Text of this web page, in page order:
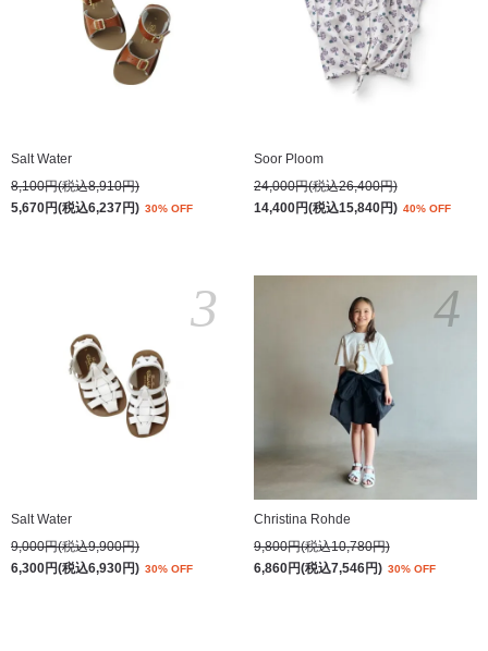
Salt Water
8,100円(税込8,910円)
5,670円(税込6,237円) 30% OFF
Soor Ploom
24,000円(税込26,400円)
14,400円(税込15,840円) 40% OFF
Salt Water
9,000円(税込9,900円)
6,300円(税込6,930円) 30% OFF
3
Christina Rohde
9,800円(税込10,780円)
6,860円(税込7,546円) 30% OFF
4